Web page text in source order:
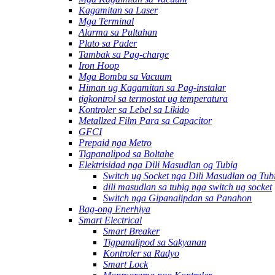
Kagamitan sa Laser
Mga Terminal
Alarma sa Pultahan
Plato sa Pader
Tambak sa Pag-charge
Iron Hoop
Mga Bomba sa Vacuum
Himan ug Kagamitan sa Pag-instalar
tigkontrol sa termostat ug temperatura
Kontroler sa Lebel sa Likido
Metallzed Film Para sa Capacitor
GFCI
Prepaid nga Metro
Tigpanalipod sa Boltahe
Elektrisidad nga Dili Masudlan og Tubig
Switch ug Socket nga Dili Masudlan og
dili masudlan sa tubig nga switch ug socket
Switch nga Gipanalipdan sa Panahon
Bag-ong Enerhiya
Smart Electrical
Smart Breaker
Tigpanalipod sa Sakyanan
Kontroler sa Radyo
Smart Lock